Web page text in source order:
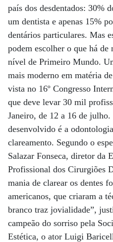
país dos desdentados: 30%
um dentista e apenas 15%
dentários particulares. Mas
podem escolher o que há
nível de Primeiro Mundo.
mais moderno em matéria
vista no 16º Congresso
que deve levar 30 mil
Janeiro, de 12 a 16 de julho.
desenvolvido é a
clareamento. Segundo o
Salazar Fonseca, diretor da
Profissional dos Cirurgiões
mania de clarear os dentes
americanos, que criaram a
branco traz jovialidade”,
campeão do sorriso pela
Estética, o ator Luigi